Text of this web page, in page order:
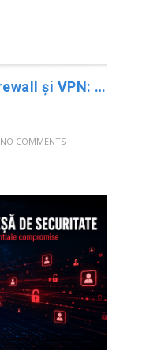
Parole compromise la firewall și VPN: ce trebuie să verifice urgent companiile
NO COMMENTS